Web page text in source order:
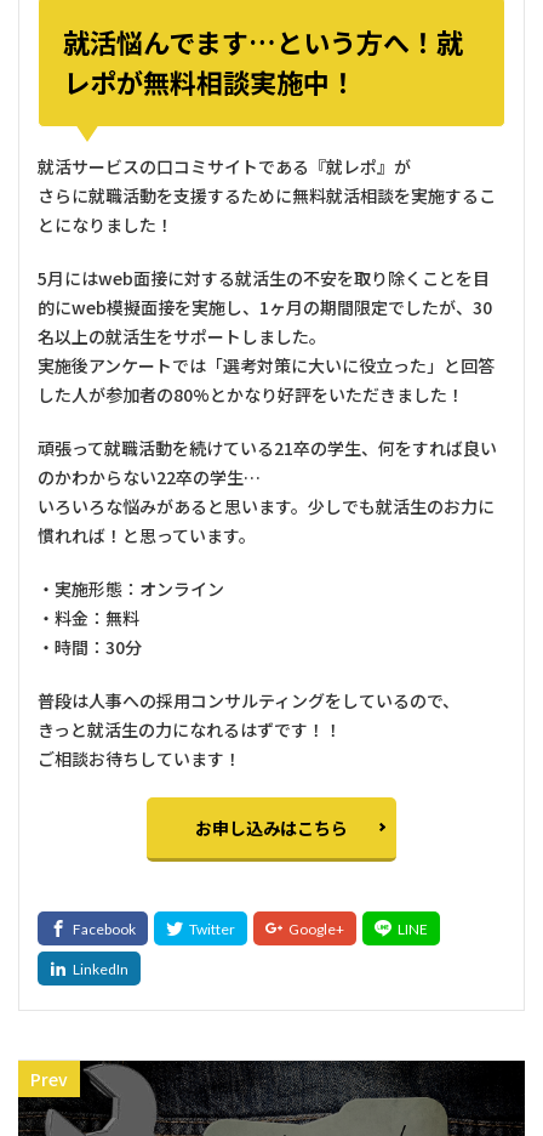
就活悩んでます…という方へ！就
レポが無料相談実施中！
就活サービスの口コミサイトである『就レポ』が
さらに就職活動を支援するために無料就活相談を実施するこ
とになりました！
5月にはweb面接に対する就活生の不安を取り除くことを目
的にweb模擬面接を実施し、1ヶ月の期間限定でしたが、30
名以上の就活生をサポートしました。
実施後アンケートでは「選考対策に大いに役立った」と回答
した人が参加者の80%とかなり好評をいただきました！
頑張って就職活動を続けている21卒の学生、何をすれば良い
のかわからない22卒の学生…
いろいろな悩みがあると思います。少しでも就活生のお力に
慣れれば！と思っています。
・実施形態：オンライン
・料金：無料
・時間：30分
普段は人事への採用コンサルティングをしているので、
きっと就活生の力になれるはずです！！
ご相談お待ちしています！
お申し込みはこちら
Prev